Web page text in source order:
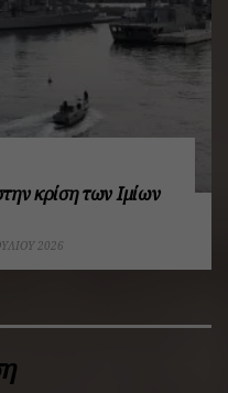
κρίση των Ιμίων
2026